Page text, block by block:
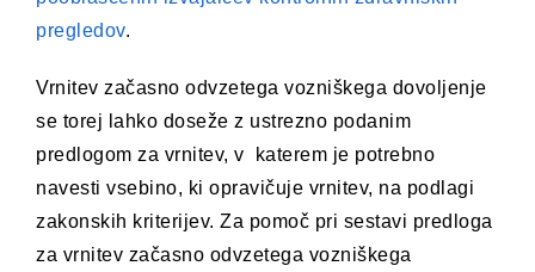
pregledov.
Vrnitev začasno odvzetega vozniškega dovoljenje
se torej lahko doseže z ustrezno podanim
predlogom za vrnitev, v katerem je potrebno
navesti vsebino, ki opravičuje vrnitev, na podlagi
zakonskih kriterijev. Za pomoč pri sestavi predloga
za vrnitev začasno odvzetega vozniškega